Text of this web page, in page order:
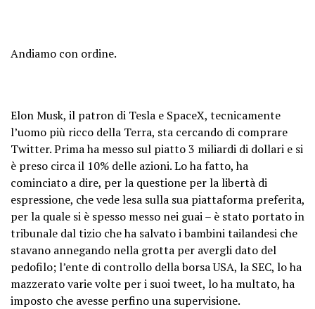
Andiamo con ordine.
Elon Musk, il patron di Tesla e SpaceX, tecnicamente
l’uomo più ricco della Terra, sta cercando di comprare
Twitter. Prima ha messo sul piatto 3 miliardi di dollari e si
è preso circa il 10% delle azioni. Lo ha fatto, ha
cominciato a dire, per la questione per la libertà di
espressione, che vede lesa sulla sua piattaforma preferita,
per la quale si è spesso messo nei guai – è stato portato in
tribunale dal tizio che ha salvato i bambini tailandesi che
stavano annegando nella grotta per avergli dato del
pedofilo; l’ente di controllo della borsa USA, la SEC, lo ha
mazzerato varie volte per i suoi tweet, lo ha multato, ha
imposto che avesse perfino una supervisione.